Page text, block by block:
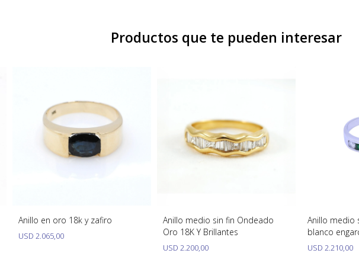
Productos que te pueden interesar
Anillo en oro 18k y zafiro
USD 2.065,00
Anillo medio sin fin Ondeado
Oro 18K Y Brillantes
USD 2.200,00
Anillo medio
blanco
esmeraldas
USD 2.210,00